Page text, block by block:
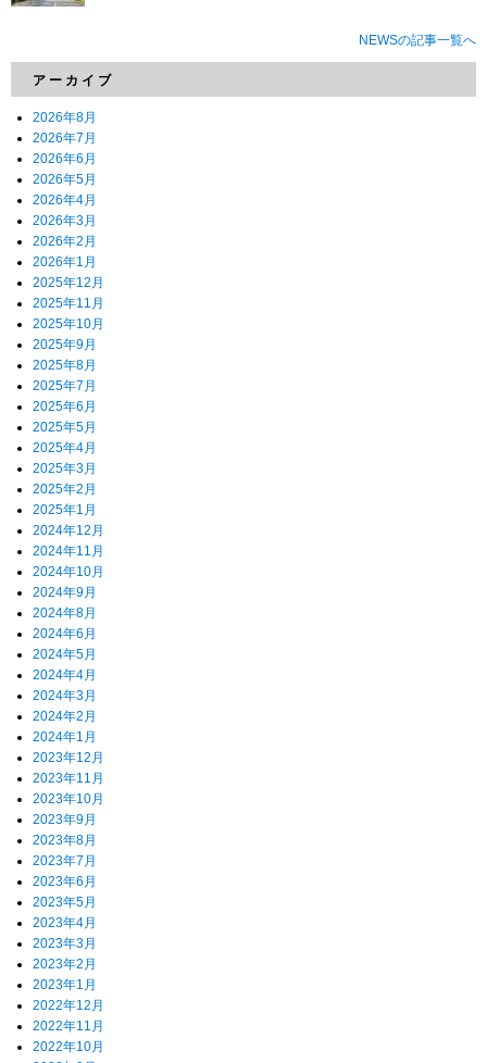
NEWSの記事一覧へ
アーカイブ
2026年8月
2026年7月
2026年6月
2026年5月
2026年4月
2026年3月
2026年2月
2026年1月
2025年12月
2025年11月
2025年10月
2025年9月
2025年8月
2025年7月
2025年6月
2025年5月
2025年4月
2025年3月
2025年2月
2025年1月
2024年12月
2024年11月
2024年10月
2024年9月
2024年8月
2024年6月
2024年5月
2024年4月
2024年3月
2024年2月
2024年1月
2023年12月
2023年11月
2023年10月
2023年9月
2023年8月
2023年7月
2023年6月
2023年5月
2023年4月
2023年3月
2023年2月
2023年1月
2022年12月
2022年11月
2022年10月